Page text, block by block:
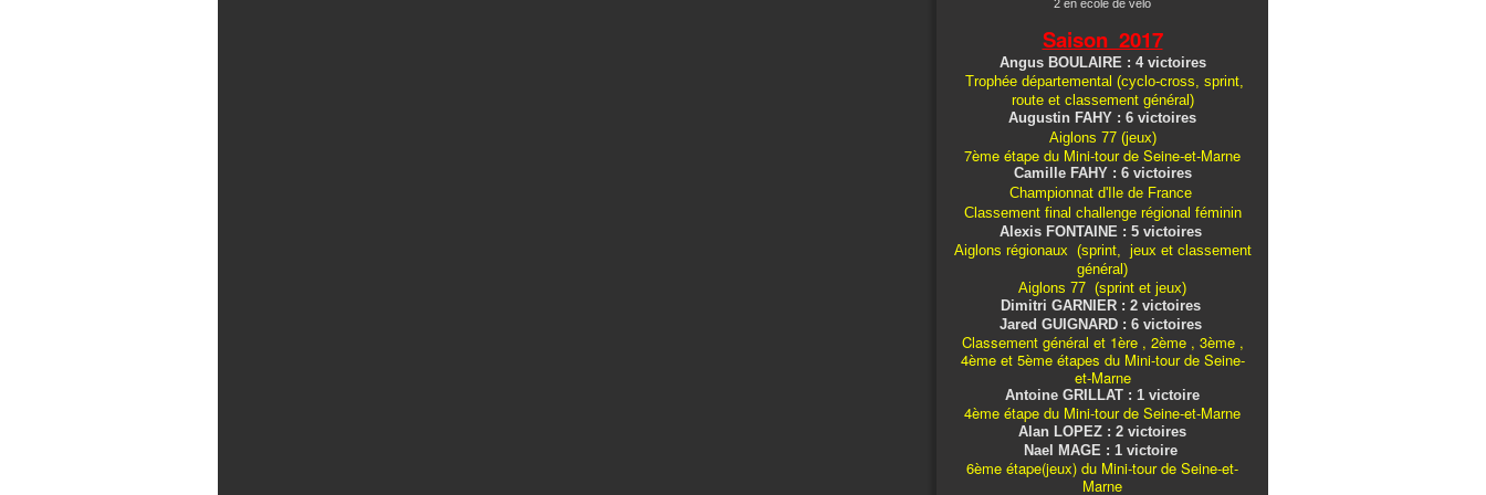
2 en école de vélo
Saison 2017
Angus BOULAIRE : 4 victoires
Trophée départemental (cyclo-cross, sprint,
route et classement général)
Augustin FAHY : 6 victoires
Aiglons 77 (jeux)
7ème étape du Mini-tour de Seine-et-Marne
Camille FAHY : 6 victoires
Championnat d'Ile de France
Classement final challenge régional féminin
Alexis FONTAINE : 5 victoires
Aiglons régionaux (sprint, jeux et classement
général)
Aiglons 77 (sprint et jeux)
Dimitri GARNIER : 2 victoires
Jared GUIGNARD : 6 victoires
Classement général et 1ère , 2ème , 3ème ,
4ème et 5ème étapes du Mini-tour de Seine-
et-Marne
Antoine GRILLAT : 1 victoire
4ème étape du Mini-tour de Seine-et-Marne
Alan LOPEZ : 2 victoires
Nael MAGE : 1 victoire
6ème étape(jeux) du Mini-tour de Seine-et-
Marne